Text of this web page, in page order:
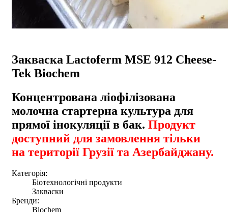
Закваска Lactoferm MSE 912 Cheese-
Tek Biochem
Концентрована ліофілізована
молочна стартерна культура для
прямої інокуляції в бак. Продукт
доступний для замовлення тільки
на території Грузії та Азербайджану.
Категорія:
Біотехнологічні продукти
Закваски
Бренди:
Biochem